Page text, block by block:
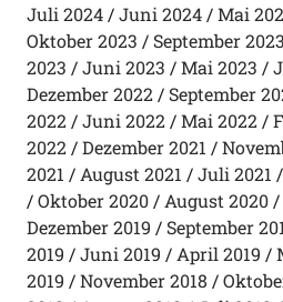
Juli 2024
Juni 2024 Mai
Oktober 2023
September 2023
2023
Juni 2023 Mai 2023
Dezember 2022
September
2022
Juni 2022 Mai 2022
2022
Dezember 2021
2021
August 2021 Juli 2021
Oktober 2020
August 2020
Dezember 2019
September
2019
Juni 2019 April 2019
2019
November 2018